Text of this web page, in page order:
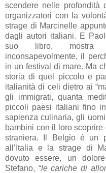
scendere nelle profondità
organizzatori con la
strage di Marcinelle
dagli autori italiani. E
suo libro, mostra
inconsapevolmente, il
in un festival di mare. Ma
storia di quel piccolo e
italianità di celi dietro ai
gli immigrati, quanta
piccoli paesi italiani fino
sapienza culinaria, gli
bambini con il loro scoprire
straniera. Il Belgio è un
all’Italia e la strage di
dovuto essere, un
Stefano, “le cariche di